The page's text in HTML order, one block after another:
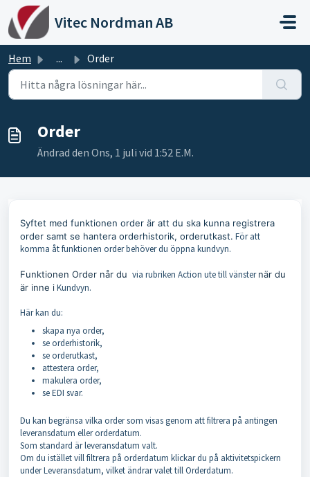
Hoppa över till huvudinnehåll
Vitec Nordman AB
Hem ... Order
Order
Ändrad den Ons, 1 juli vid 1:52 E.M.
Syftet med funktionen order är att du ska kunna registrera
order samt se hantera orderhistorik, orderutkast. För att
komma åt funktionen order behöver du öppna kundvyn.
Funktionen Order når du via rubriken Action ute till vänsternär du
är inne iKundvyn.
Här kan du:
skapa nya order,
se orderhistorik,
se orderutkast,
attestera order,
makulera order,
se EDI svar.
Du kan begränsa vilka order som visas genom att filtrera på antingen
leveransdatum eller orderdatum.
Som standard är leveransdatum valt.
Om du istället vill filtrera på orderdatum klickar du på aktivitetspickern
under Leveransdatum, vilket ändrar valet till Orderdatum.